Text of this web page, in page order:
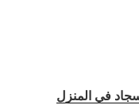
في المنزل